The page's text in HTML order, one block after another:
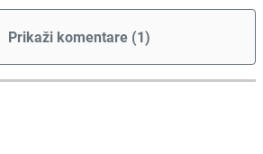
Prikaži komentare (1)